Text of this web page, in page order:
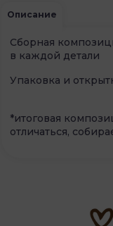
Описание
Сборная
в каждой детали
Упаковка и
*итоговая
отличаться,